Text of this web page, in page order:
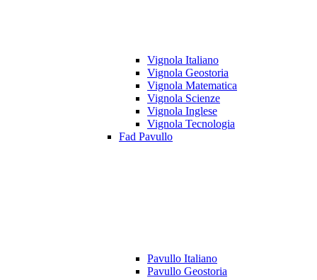
Vignola Italiano
Vignola Geostoria
Vignola Matematica
Vignola Scienze
Vignola Inglese
Vignola Tecnologia
Fad Pavullo
Pavullo Italiano
Pavullo Geostoria